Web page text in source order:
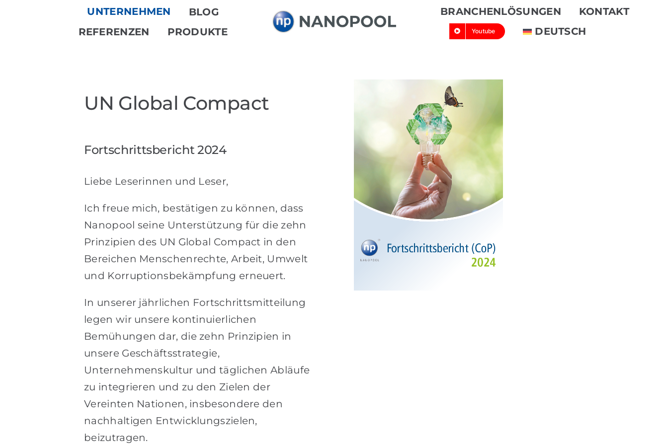
UNTERNEHMEN
BLOG
REFERENZEN
PRODUKTE
BRANCHENLÖSUNGEN KONTAKT
Youtube DEUTSCH
UN Global Compact
Fortschrittsbericht 2024
Liebe Leserinnen und Leser,
Ich freue mich, bestätigen zu können, dass
Nanopool seine Unterstützung für die zehn
Prinzipien des UN Global Compact in den
Bereichen Menschenrechte, Arbeit, Umwelt
und Korruptionsbekämpfung erneuert.
In unserer jährlichen Fortschrittsmitteilung
legen wir unsere kontinuierlichen
Bemühungen dar, die zehn Prinzipien in
unsere Geschäftsstrategie,
Unternehmenskultur und täglichen Abläufe
zu integrieren und zu den Zielen der
Vereinten Nationen, insbesondere den
nachhaltigen Entwicklungszielen,
beizutragen.